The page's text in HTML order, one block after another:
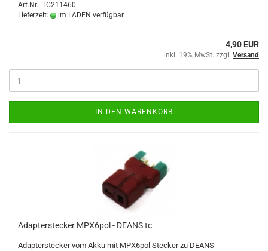
Art.Nr.: TC211460
Lieferzeit:
im LADEN verfügbar
4,90 EUR
inkl. 19% MwSt. zzgl. Versand
IN DEN WARENKORB
Adapterstecker MPX6pol - DEANS tc
Adapterstecker vom Akku mit MPX6pol Stecker zu DEANS